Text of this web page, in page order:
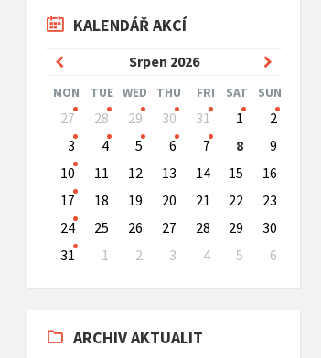
KALENDÁŘ AKCÍ
Srpen 2026
Previous
Month
Month
MON TUE WED THU FRI SAT SUN
Skip
calendar
days
27 28 29 30 31 1
2
3
4 5 6 7 8
9
10
11 12 13 14 15
16
17
18 19 20 21 22
23
24
25 26 27 28 29
30
31
1 2 3 4 5
6
to
days
ARCHIV AKTUALIT